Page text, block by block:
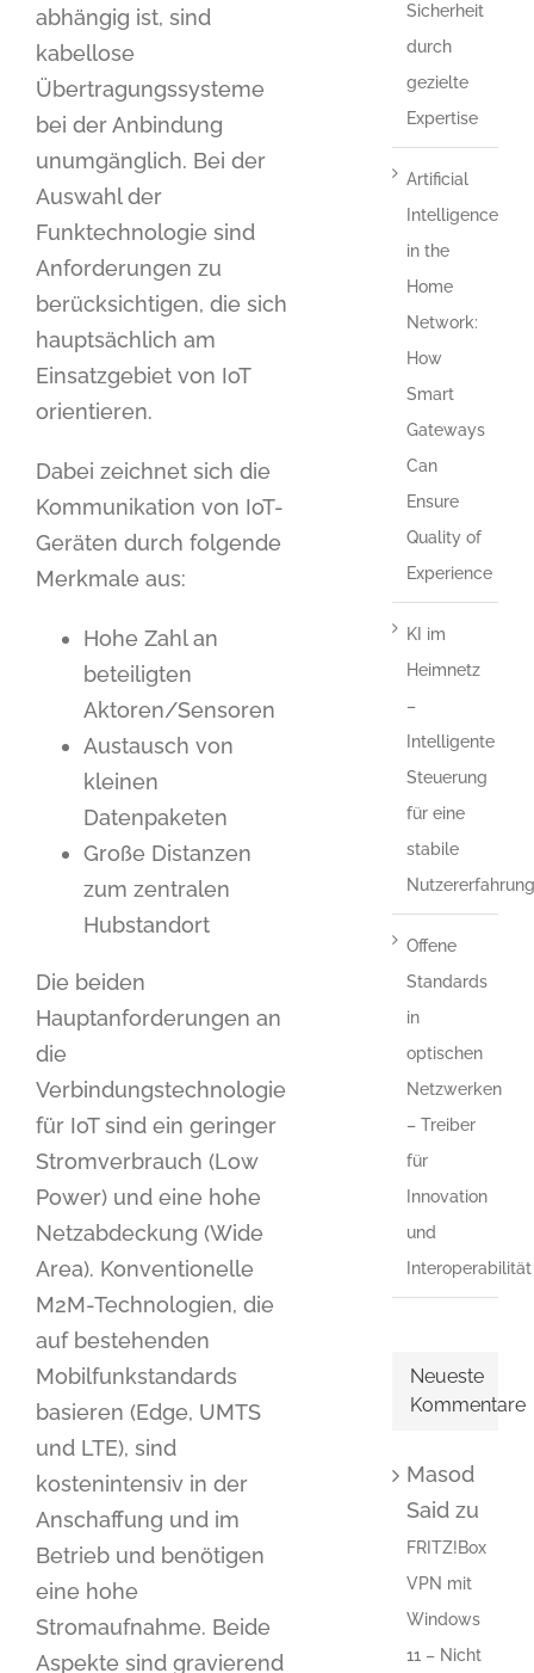
abhängig ist, sind
kabellose
Übertragungssysteme
bei der Anbindung
unumgänglich. Bei der
Auswahl der
Funktechnologie sind
Anforderungen zu
berücksichtigen, die sich
hauptsächlich am
Einsatzgebiet von IoT
orientieren.
Dabei zeichnet sich die
Kommunikation von IoT-
Geräten durch folgende
Merkmale aus:
Hohe Zahl an
beteiligten
Aktoren/Sensoren
Austausch von
kleinen
Datenpaketen
Große Distanzen
zum zentralen
Hubstandort
Die beiden
Hauptanforderungen an
die
Verbindungstechnologie
für IoT sind ein geringer
Stromverbrauch (Low
Power) und eine hohe
Netzabdeckung (Wide
Area). Konventionelle
M2M-Technologien, die
auf bestehenden
Mobilfunkstandards
basieren (Edge, UMTS
und LTE), sind
kostenintensiv in der
Anschaffung und im
Betrieb und benötigen
eine hohe
Stromaufnahme. Beide
Aspekte sind gravierend
Sicherheit
durch
gezielte
Expertise
Artificial
Intelligence
in the
Home
Network:
How
Smart
Gateways
Can
Ensure
Quality of
Experience
KI im
Heimnetz
–
Intelligente
Steuerung
für eine
stabile
Nutzererfahrung
Offene
Standards
in
optischen
Netzwerken
– Treiber
für
Innovation
und
Interoperabilität
Neueste
Kommentare
Masod
Saidzu
FRITZ!Box
VPN mit
Windows
11 – Nicht